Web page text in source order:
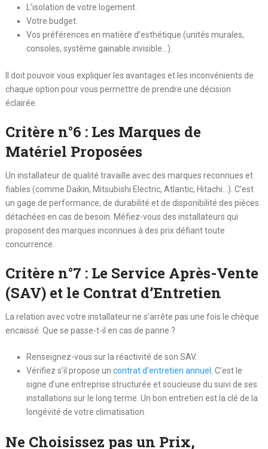
L’isolation de votre logement.
Votre budget.
Vos préférences en matière d’esthétique (unités murales,
consoles, système gainable invisible…).
Il doit pouvoir vous expliquer les avantages et les inconvénients de
chaque option pour vous permettre de prendre une décision
éclairée.
Critère n°6 : Les Marques de
Matériel Proposées
Un installateur de qualité travaille avec des marques reconnues et
fiables (comme Daikin, Mitsubishi Electric, Atlantic, Hitachi…). C’est
un gage de performance, de durabilité et de disponibilité des pièces
détachées en cas de besoin. Méfiez-vous des installateurs qui
proposent des marques inconnues à des prix défiant toute
concurrence.
Critère n°7 : Le Service Après-Vente
(SAV) et le Contrat d’Entretien
La relation avec votre installateur ne s’arrête pas une fois le chèque
encaissé. Que se passe-t-il en cas de panne ?
Renseignez-vous sur la réactivité de son SAV.
Vérifiez s’il propose un contrat d’entretien annuel
. C’est le
signe d’une entreprise structurée et soucieuse du suivi de ses
installations sur le long terme. Un bon entretien est la clé de la
longévité de votre climatisation.
Ne Choisissez pas un Prix,